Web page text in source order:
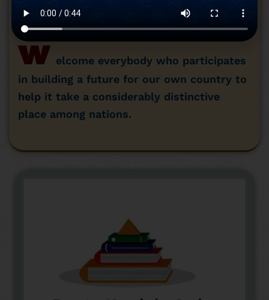
Acting Faculty Dean
w elcome everybody who participates
in building a future for our own country to
help it take a considerably distinctive
place among nations.